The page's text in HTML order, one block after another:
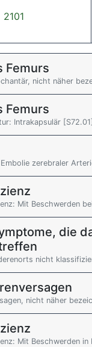
Femurs
nicht näher
Femurs
Intrakapsulär [S72.01]
zerebraler
Mit Beschwerden
die
nicht
nicht näher
Mit Beschwerden in